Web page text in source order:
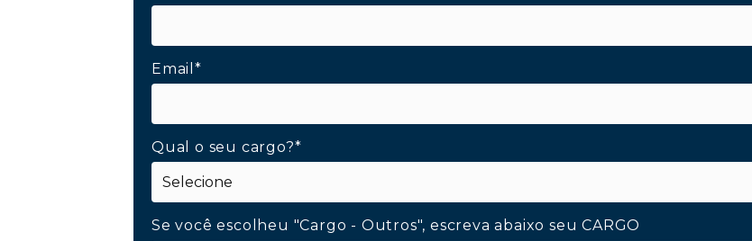
Email*
Qual o seu cargo?*
Se você escolheu "Cargo - Outros", escreva abaixo seu CARGO